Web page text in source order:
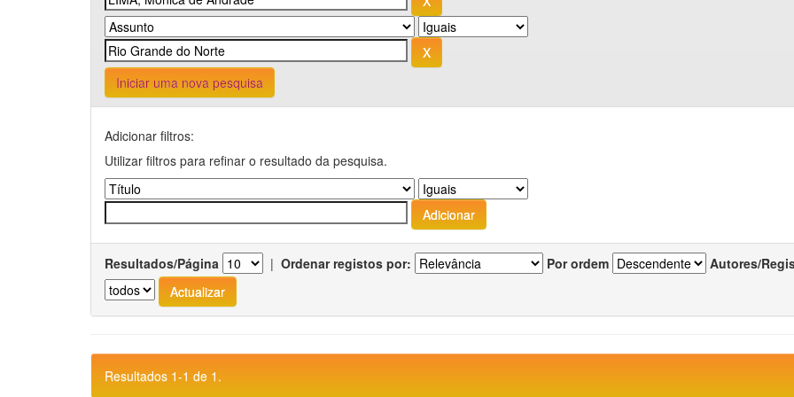
Iniciar uma nova pesquisa
Adicionar filtros:
Utilizar filtros para refinar o resultado da pesquisa.
Resultados/Página | Ordenar registos por: Por ordem Autores/
Resultados 1-1 de 1.